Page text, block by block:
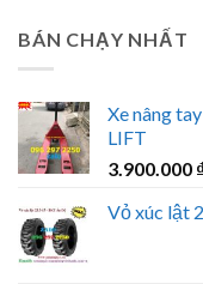
BÁN CHẠY NHẤT
Xe nâng
LIFT
3.900.000
Vỏ xúc lật